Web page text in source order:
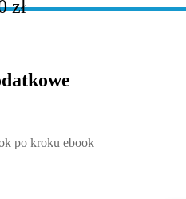
zł
ebook, Patrycja Kubiesa -
po kroku ebook